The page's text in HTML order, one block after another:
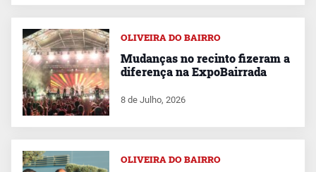
OLIVEIRA DO BAIRRO
Mudanças no recinto fizeram a
diferença na ExpoBairrada
8 de Julho, 2026
OLIVEIRA DO BAIRRO